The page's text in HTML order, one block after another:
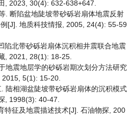
, 2023, 30(4): 632-638+647.
. 断陷盆地陡坡带砂砾岩扇体地震反射
[J]. 地质科技情报, 2005, 24(4): 55-59
陷北带砂砾岩扇体沉积相井震联合地震
, 2021, 28(1): 18-25.
地震地层学的砂砾岩期次划分方法研究
5(1): 15-20.
陆相湖盆陡坡带砂砾岩扇体的沉积模式
, 1998(3): 40-47.
特征及地震描述技术[J]. 石油物探, 200